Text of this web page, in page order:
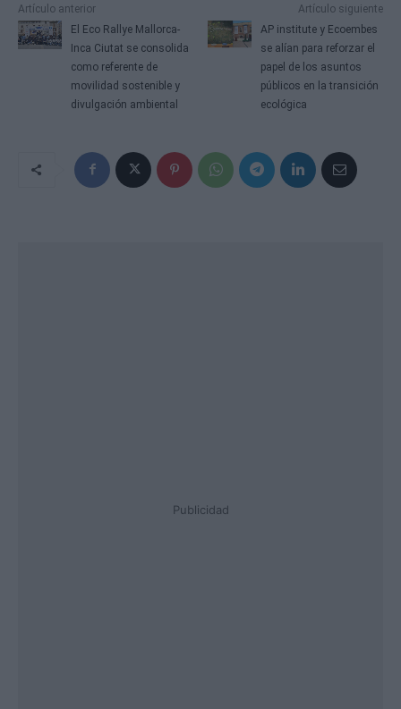
Artículo anterior
El Eco Rallye Mallorca-
Inca Ciutat se consolida
como referente de
movilidad sostenible y
divulgación ambiental
Artículo siguiente
AP institute y Ecoembes
se alían para reforzar el
papel de los asuntos
públicos en la transición
ecológica
Publicidad